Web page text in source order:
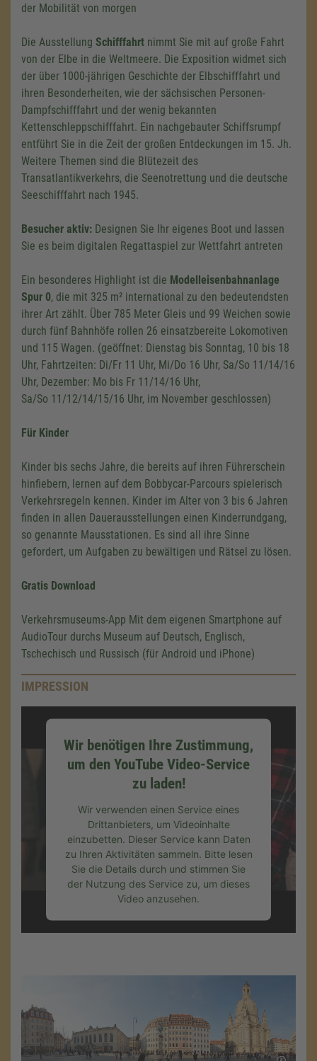
der Mobilität von morgen
Die Ausstellung Schifffahrt nimmt Sie mit auf große Fahrt
von der Elbe in die Weltmeere. Die Exposition widmet sich
der über 1000-jährigen Geschichte der Elbschifffahrt und
ihren Besonderheiten, wie der sächsischen Personen-
Dampfschifffahrt und der wenig bekannten
Kettenschleppschifffahrt. Ein nachgebauter Schiffsrumpf
entführt Sie in die Zeit der großen Entdeckungen im 15. Jh.
Weitere Themen sind die Blütezeit des
Transatlantikverkehrs, die Seenotrettung und die deutsche
Seeschifffahrt nach 1945.
Besucher aktiv: Designen Sie Ihr eigenes Boot und lassen
Sie es beim digitalen Regattaspiel zur Wettfahrt antreten
Ein besonderes Highlight ist die Modelleisenbahnanlage
Spur 0, die mit 325 m² international zu den bedeutendsten
ihrer Art zählt. Über 785 Meter Gleis und 99 Weichen sowie
durch fünf Bahnhöfe rollen 26 einsatzbereite Lokomotiven
und 115 Wagen. (geöffnet: Dienstag bis Sonntag, 10 bis 18
Uhr, Fahrtzeiten: Di/Fr 11 Uhr, Mi/Do 16 Uhr, Sa/So 11/14/16
Uhr, Dezember: Mo bis Fr 11/14/16 Uhr,
Sa/So 11/12/14/15/16 Uhr, im November geschlossen)
Für Kinder
Kinder bis sechs Jahre, die bereits auf ihren Führerschein
hinfiebern, lernen auf dem Bobbycar-Parcours spielerisch
Verkehrsregeln kennen. Kinder im Alter von 3 bis 6 Jahren
finden in allen Dauerausstellungen einen Kinderrundgang,
so genannte Mausstationen. Es sind all ihre Sinne
gefordert, um Aufgaben zu bewältigen und Rätsel zu lösen.
Gratis Download
Verkehrsmuseums-App Mit dem eigenen Smartphone auf
AudioTour durchs Museum auf Deutsch, Englisch,
Tschechisch und Russisch (für Android und iPhone)
IMPRESSION
Wir benötigen Ihre Zustimmung,
um den YouTube Video-Service
zu laden!
Wir verwenden einen Service eines
Drittanbieters, um Videoinhalte
einzubetten. Dieser Service kann Daten
zu Ihren Aktivitäten sammeln. Bitte lesen
Sie die Details durch und stimmen Sie
der Nutzung des Service zu, um dieses
Video anzusehen.
Mehr Informationen
Management Platform& eRecht24